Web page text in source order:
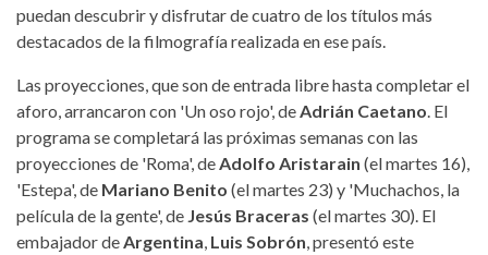
puedan descubrir y disfrutar de cuatro de los títulos más
destacados de la filmografía realizada en ese país.
Las proyecciones, que son de entrada libre hasta completar el
aforo, arrancaron con 'Un oso rojo', deAdrián Caetano. El
programa se completará las próximas semanas con las
proyecciones de 'Roma', deAdolfo Aristarain (el martes 16),
'Estepa', de Mariano Benito (el martes 23) y 'Muchachos, la
película de la gente', de Jesús Braceras (el martes 30). El
embajador deArgentina, Luis Sobrón, presentó este